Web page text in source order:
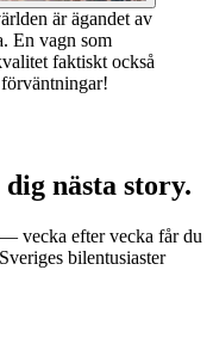
är ägandet av
En vagn som
faktiskt också
nästa story.
vecka efter vecka får du
bilentusiaster